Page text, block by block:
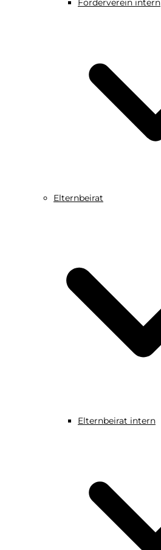
Förderverein intern
Elternbeirat
Elternbeirat intern